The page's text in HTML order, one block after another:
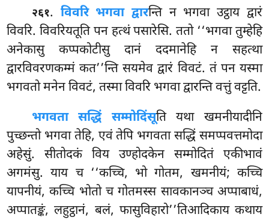
२६१. विवरि भगवा द्वारन्ति न भगवा उट्ठाय द्वारं
विवरि. विवरियतूति पन हत्थं पसारेसि. ततो ‘‘भगवा तुम्हेहि
अनेकासु कप्पकोटीसु दानं ददमानेहि न सहत्था
द्वारविवरणकम्मं कत’’न्ति सयमेव द्वारं विवटं. तं पन यस्मा
भगवतो मनेन विवटं, तस्मा विवरि भगवा द्वारन्ति वत्तुं वट्टति.
भगवता सद्धिं सम्मोदिंसूति यथा खमनीयादीनि
पुच्छन्तो भगवा तेहि, एवं तेपि भगवता सद्धिं समप्पवत्तमोदा
अहेसुं. सीतोदकं विय उण्होदकेन सम्मोदितं एकीभावं
अगमंसु. याय च ‘‘कच्चि, भो गोतम, खमनीयं; कच्चि
यापनीयं, कच्चि भोतो च गोतमस्स सावकानञ्च अप्पाबाधं,
अप्पातङ्कं, लहुट्ठानं, बलं, फासुविहारो’’तिआदिकाय कथाय